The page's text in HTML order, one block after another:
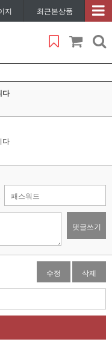
지 최근본상품
다
다
댓글쓰기
수정 삭제